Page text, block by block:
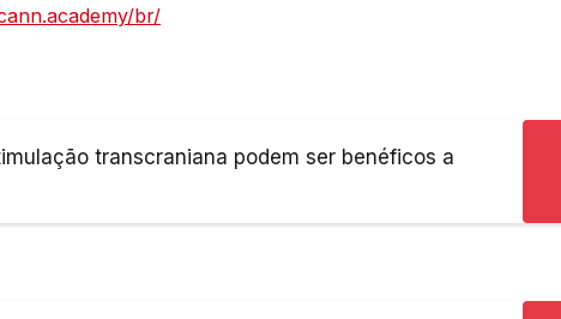
br/
transcraniana podem ser benéficos a